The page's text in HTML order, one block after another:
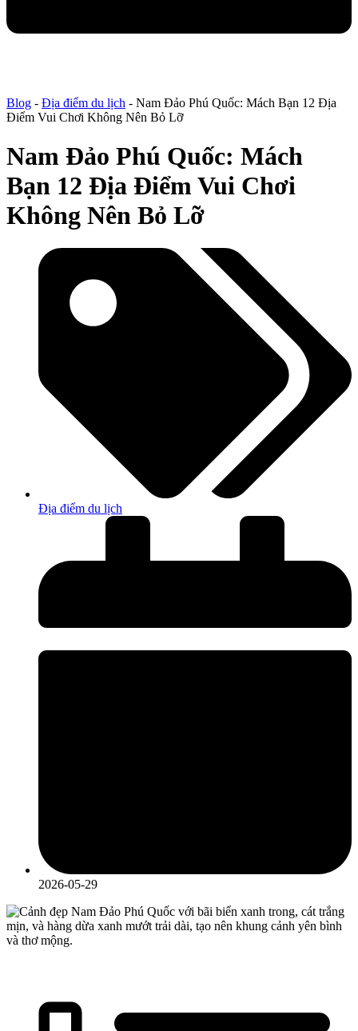
Blog - Địa điểm du lịch - Nam Đảo Phú Quốc: Mách Bạn 12 Địa
Điểm Vui Chơi Không Nên Bỏ Lỡ
Nam Đảo Phú Quốc: Mách
Bạn 12 Địa Điểm Vui Chơi
Không Nên Bỏ Lỡ
Địa điểm du lịch
2026-05-29